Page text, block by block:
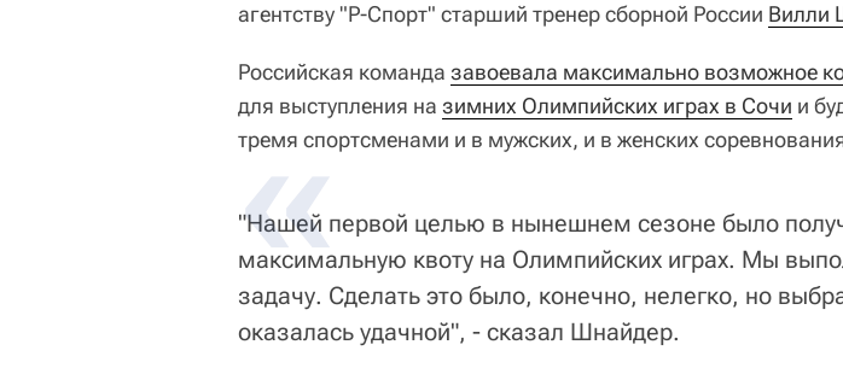
агентству "Р-Спорт" старший тренер сборной России Вилли
Российская команда завоевала максимально возможное
для выступления на зимних Олимпийских играх в Сочи и
тремя спортсменами и в мужских, и в женских
"Нашей первой целью в нынешнем сезоне было
максимальную квоту на Олимпийских играх. Мы
задачу. Сделать это было, конечно, нелегко, но
оказалась удачной", - сказал Шнайдер.